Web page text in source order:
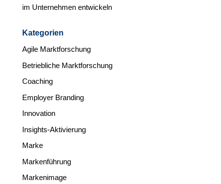
im Unternehmen entwickeln
Kategorien
Agile Marktforschung
Betriebliche Marktforschung
Coaching
Employer Branding
Innovation
Insights-Aktivierung
Marke
Markenführung
Markenimage